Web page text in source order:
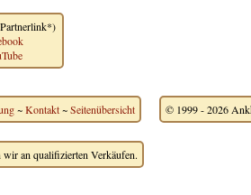
~Kontakt~Seitenübersicht © 1999 - 2026
an qualifizierten Verkäufen.